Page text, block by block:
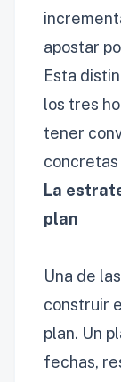
apostar
Esta
los tres
tener
concretas
La
plan
Una de
construir
plan. Un
fechas,